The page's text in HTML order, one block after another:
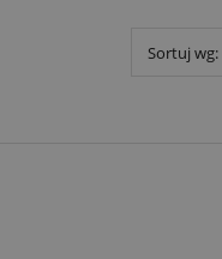
Sortuj wg: